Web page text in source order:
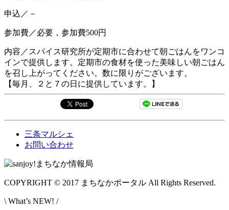
申込／－
参加費／必要，参加費500円
内容／スパイス研究所が定期市に合わせて朝ごはんをワンコ
インで提供します。定期市の食材を使った美味しい朝ごはん
を召し上がってください。数に限りがございます。
【毎月、２と７の日に提供しています。】
三条マルシェ
お問い合わせ
COPYRIGHT © 2017 まちなかポータル All Rights Reserved.
\ What’s NEW! /